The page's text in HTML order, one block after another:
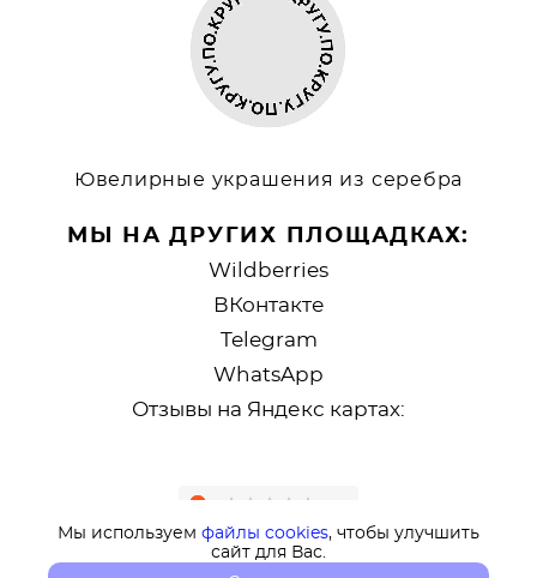
Мы используем файлы cookies, чтобы улучшить
сайт для Вас.
Ювелирные украшения из серебра
МЫ НА ДРУГИХ ПЛОЩАДКАХ:
Wildberries
ВКонтакте
Telegram
WhatsApp
Отзывы на Яндекс картах: